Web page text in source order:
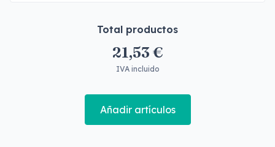
Total productos
21,53 €
IVA incluido
Añadir artículos